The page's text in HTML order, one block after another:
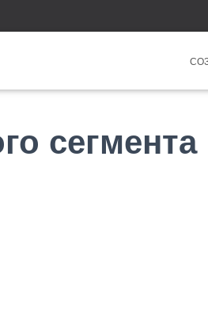
сегмента